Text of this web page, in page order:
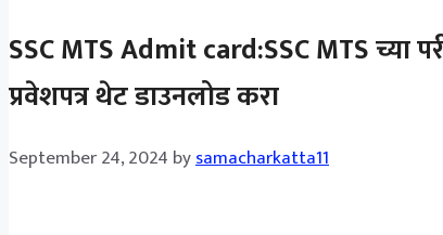
SSC MTS Admit card:SSC MTS च्या
प्रवेशपत्र थेट डाउनलोड करा
September 24, 2024 bysamacharkatta11